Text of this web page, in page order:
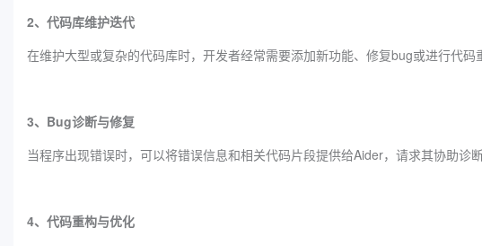
2、代码库维护迭代
在维护大型或复杂的代码库时，开发者经常需要添加新功能、修复bug或进行代
3、Bug诊断与修复
当程序出现错误时，可以将错误信息和相关代码片段提供给Aider，请求其协助诊
4、代码重构与优化